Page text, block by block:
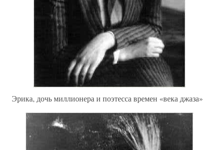
Эрика, дочь миллионера и поэтесса времен «века джаза»